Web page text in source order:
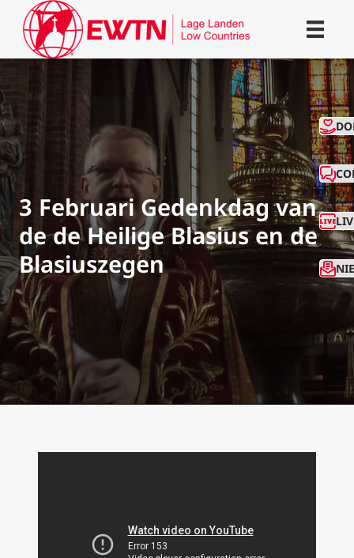
3 Februari Gedenkdag van
de de Heilige Blasius en de
Blasiuszegen